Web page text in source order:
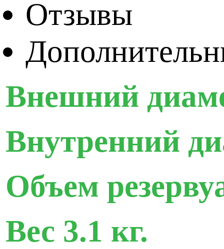
Отзывы
Внешний
Внутренний
Объем
Вес 3.1 кг.